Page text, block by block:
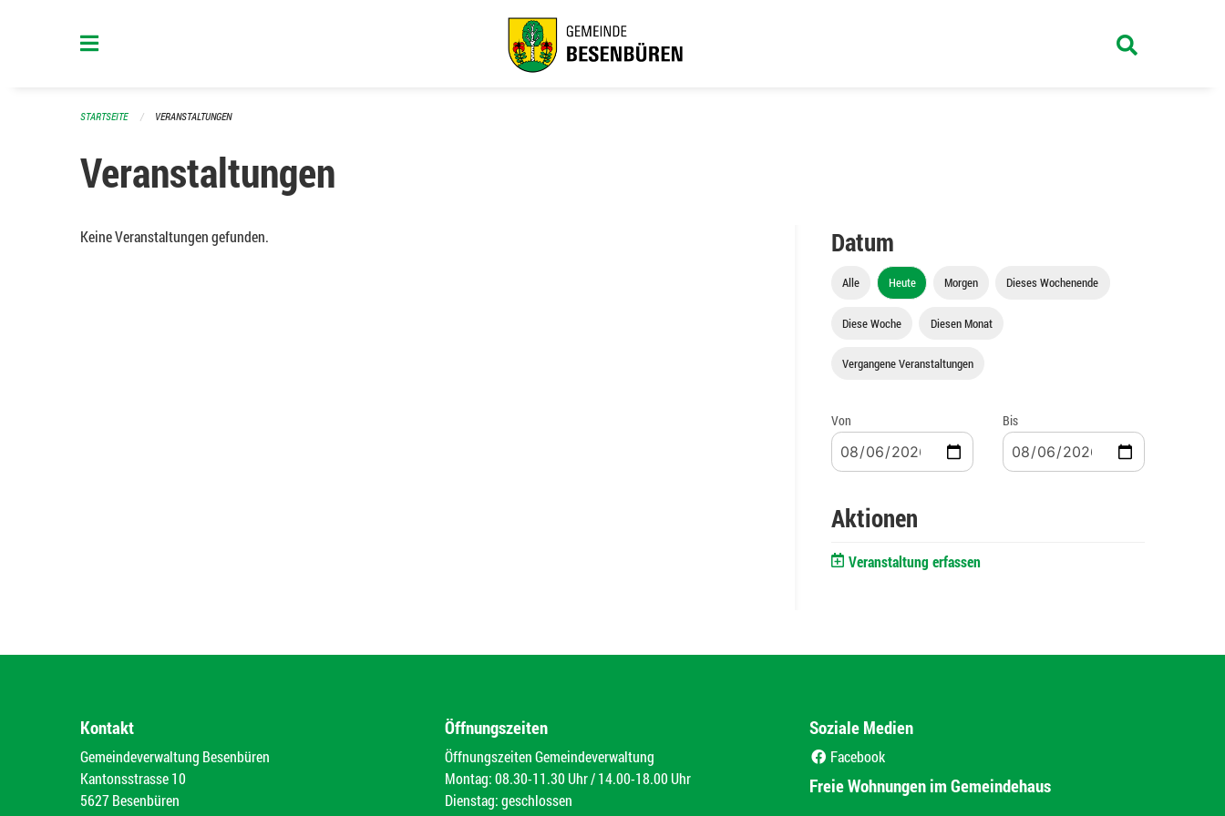
STARTSEITE VERANSTALTUNGEN
Veranstaltungen
Keine Veranstaltungen gefunden. Datum
Alle Heute Morgen Dieses Wochenende
Diese Woche Diesen Monat
Vergangene Veranstaltungen
Von Bis
Aktionen
Veranstaltung erfassen
Kontakt
Gemeindeverwaltung Besenbüren
Kantonsstrasse 10
5627 Besenbüren
Öffnungszeiten
Öffnungszeiten Gemeindeverwaltung
Montag: 08.30-11.30 Uhr / 14.00-18.00 Uhr
Dienstag: geschlossen
Soziale Medien
Facebook
Freie Wohnungen im Gemeindehaus